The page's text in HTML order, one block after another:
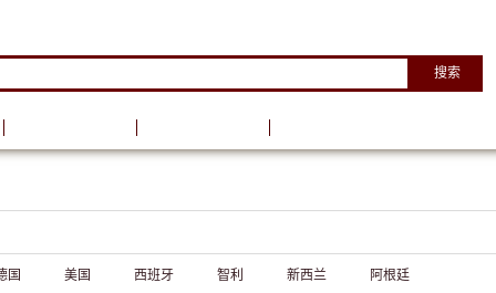
搜索
国 美国 西班牙 智利 新西兰 阿根廷